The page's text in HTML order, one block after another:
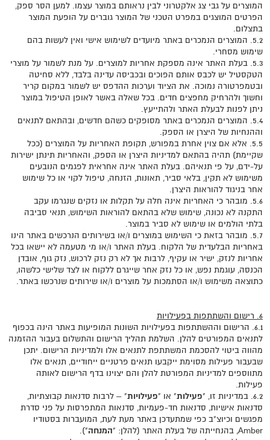
המוצרים על גבי צג אלקטרוני לבין נראותם במוצר עצמו. למען הסר ספק,
הפרטים המוצגים במפרט הטכני של המוצר גוברים על הופעת המוצר
בתצלום.
5.2. המוצרים הנמכרים באתר מיועדים לשימוש אישי ואין לעשות בהם
שימוש מסחרי.
5.3. בעלת האתר אינה מספקת אחריות למוצרים. על מנת לשמור על מוצרי
הטקסטיל יש לכבס אותם הפוכים ובכביסה עדינה בלבד, ללא סחיטה
ובטמפרטורה נמוכה. את הציוד וערכות ההדפס יש לשמור במקום קריר
וחשוך ולהרחיק מחפצים חדים. בכל שאלה באשר לאופן הטיפול במוצר
ניתן לפנות לבעלת האתר ולהתייעץ.
5.4. המוצרים הנמכרים באתר מסופקים כשהם חדשים, ובהתאם לתנאים
וההנחיות של היצרן או הספק.
5.5. אלא אם צוין אחרת במפורש, תקופת האחריות על המוצרים (ככל
שקיימת) תהיה בהתאם למדיניות היצרן או הספק, והאחריות תינתן ישירות
על-ידם, על פי תנאיהם. בעלת האתר אינה אחראית לפגמים הנובעים
משימוש לא תקין, בלאי סביר, תאונות, הזנחה, טיפול לקוי או כל שימוש
אחר בניגוד להוראות היצרן.
5.6. מובהר כי האחריות אינה חלה על תקלות או נזקים שנגרמו עקב
התקנה לא נכונה, שימוש שלא בהתאם להוראות השימוש, תנאי סביבה
בלתי הולמים או שימוש לא סביר במוצר.
5.7. מובהר בזאת כי השימוש במוצרים ו/או בשירותים הנרכשים באתר הינו
באחריות הבלעדית של הלקוח. בעלת האתר ו/או מי מטעמה לא יישאו בכל
אחריות לנזק, ישיר או עקיף, לרבות אך לא רק נזק לרכוש, נזק גוף, אובדן
הכנסה, עוגמת נפש, או כל נזק אחר שייגרם ללקוח או לצד שלישי כלשהו,
כתוצאה משימוש ו/או הסתמכות על מוצרים ו/או שירותים שנרכשו באתר.
6. רישום והשתתפות בפעילויות
6.1. הרישום וההשתתפות בפעילויות השונות המופיעות באתר הינה בכפוף
לתנאים המפורטים להלן. השלמת תהליך הרישום והתשלום בעבור ההזמנה
מהווה ביטוי להסכמת המשתתפת לתנאים אלו ולמדיניות הרישום. יתכן
שבעבור פעילות מסוימת ייקבעו תנאים פרטניים ייחודיים, תנאים אלו
מתווספים למדיניות המפורטת להלן והם יצוינו בדף הרישום לאותה
פעילות.
6.2. במדיניות זו, "
פעילות" או "פעילויות" – לרבות סדנאות קבוצתיות,
סדנאות אישיות, סדנאות חד-פעמיות, סדנאות המתפרסות על פני סדרת
מפגשים וכיוצ"ב כפי שמתעדכן באתר מעת לעת, המועברות בסטודיו
Amber, בהנחייתה של בעלת האתר (להלן: "
המנחה").